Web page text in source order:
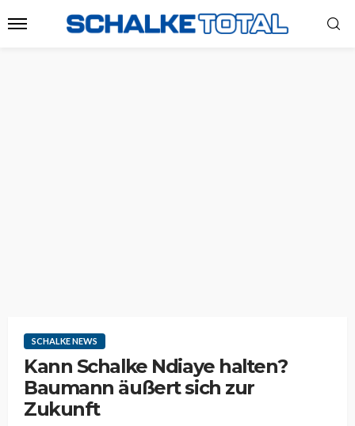
SCHALKE NEWS
Kann Schalke Ndiaye halten?
Baumann äußert sich zur
Zukunft